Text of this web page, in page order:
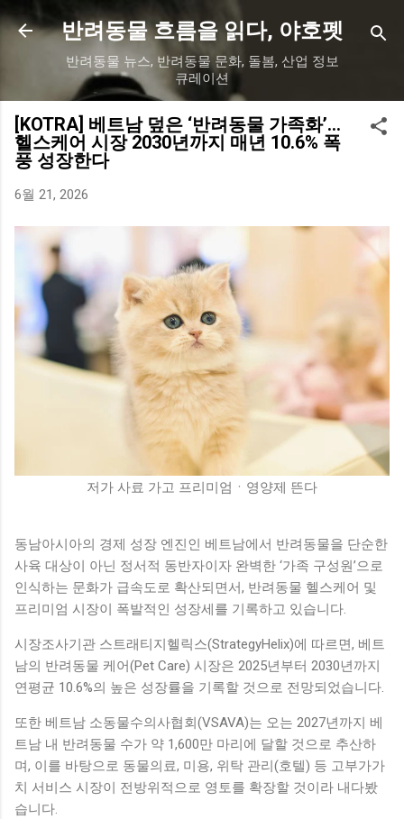
기본 콘텐츠로 건너뛰기
반려동물 흐름을 읽다, 야호펫
반려동물 뉴스, 반려동물 문화, 돌봄, 산업 정보
큐레이션
[KOTRA] 베트남 덮은 ‘반려동물 가족화’…
헬스케어 시장 2030년까지 매년 10.6% 폭
풍 성장한다
6월 21, 2026
저가 사료 가고 프리미엄ㆍ영양제 뜬다
동남아시아의 경제 성장 엔진인 베트남에서 반려동물을 단순한
사육 대상이 아닌 정서적 동반자이자 완벽한 ‘가족 구성원’으로
인식하는 문화가 급속도로 확산되면서, 반려동물 헬스케어 및
프리미엄 시장이 폭발적인 성장세를 기록하고 있습니다.
시장조사기관 스트래티지헬릭스(StrategyHelix)에 따르면, 베트
남의 반려동물 케어(Pet Care) 시장은 2025년부터 2030년까지
연평균 10.6%의 높은 성장률을 기록할 것으로 전망되었습니다.
또한 베트남 소동물수의사협회(VSAVA)는 오는 2027년까지 베
트남 내 반려동물 수가 약 1,600만 마리에 달할 것으로 추산하
며, 이를 바탕으로 동물의료, 미용, 위탁 관리(호텔) 등 고부가가
치 서비스 시장이 전방위적으로 영토를 확장할 것이라 내다봤
습니다.